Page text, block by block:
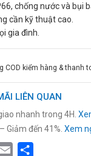
chống nước và bụi
cần kỹ thuật cao.
gia đình.
COD kiểm hàng & thanh
LIÊN QUAN
nhanh trong 4H.
Giảm đến 41%. Xem
Email